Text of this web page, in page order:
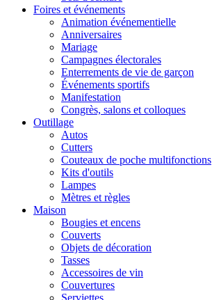
Foires et événements
Animation événementielle
Anniversaires
Mariage
Campagnes électorales
Enterrements de vie de garçon
Événements sportifs
Manifestation
Congrès, salons et colloques
Outillage
Autos
Cutters
Couteaux de poche multifonctions
Kits d'outils
Lampes
Mètres et règles
Maison
Bougies et encens
Couverts
Objets de décoration
Tasses
Accessoires de vin
Couvertures
Serviettes